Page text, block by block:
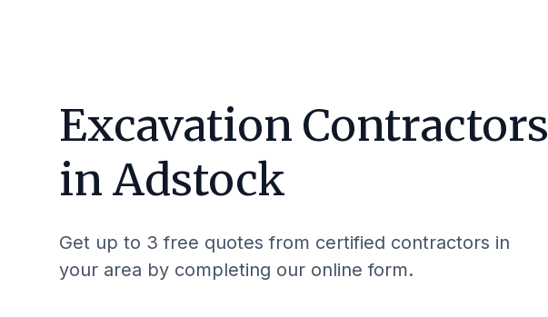
Excavation Contractors
in Adstock
Get up to 3 free quotes from certified contractors in
your area by completing our online form.